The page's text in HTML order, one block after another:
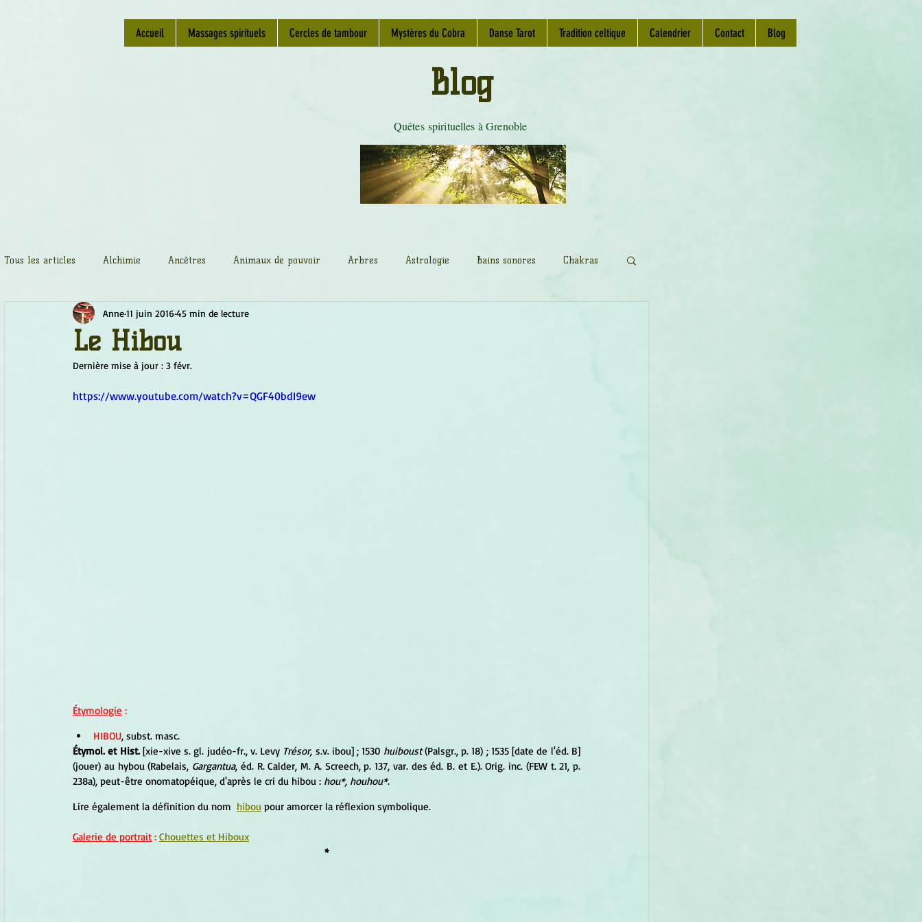
Accueil Massages spirituels Cercles de tambour Mystères du Cobra Danse Tarot Tradition celtique Calendrier Contact Blog
Quêtes spirituelles à Grenoble
Blog
Tous les articles Alchimie Ancêtres Animaux de pouvoir Arbres Astrologie Bains sonores Chakras
Chamanisme Champignons Conscience
Fleurs de Bach Géométrie sacrée
Le Hibou
Anne11 juin 201645 min de lecture
Dernière mise à jour : 3 févr.
https://www.youtube.com/watch?v=QGF40bdI9ew
Étymologie :
HIBOU, subst. masc.
Étymol. et Hist. [xie-xive s. gl. judéo-fr., v. Levy Trésor, s.v. ibou] ; 1530 huiboust (Palsgr., p. 18) ; 1535 [date de l'éd. B]
(jouer) au hybou (Rabelais, Gargantua, éd. R. Calder, M. A. Screech, p. 137, var. des éd. B. et E.). Orig. inc. (FEW t. 21, p.
238a), peut-être onomatopéique, d'après le cri du hibou : hou*, houhou*.
Lire également la définition du nom hibou pour amorcer la réflexion symbolique.
Galerie de portrait : Chouettes et Hiboux
*